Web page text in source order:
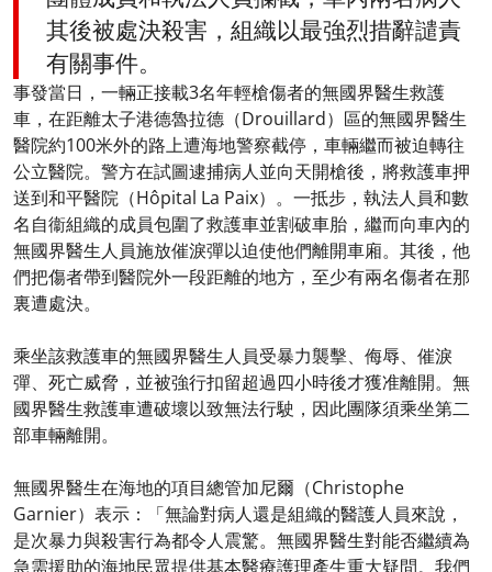
其後被處決殺害，組織以最強烈措辭譴責
有關事件。
事發當日，一輛正接載3名年輕槍傷者的無國界醫生救護
車，在距離太子港德魯拉德（Drouillard）區的無國界醫生
醫院約100米外的路上遭海地警察截停，車輛繼而被迫轉往
公立醫院。警方在試圖逮捕病人並向天開槍後，將救護車押
送到和平醫院（Hôpital La Paix）。一抵步，執法人員和數
名自衞組織的成員包圍了救護車並割破車胎，繼而向車內的
無國界醫生人員施放催淚彈以迫使他們離開車廂。其後，他
們把傷者帶到醫院外一段距離的地方，至少有兩名傷者在那
裏遭處決。
乘坐該救護車的無國界醫生人員受暴力襲擊、侮辱、催淚
彈、死亡威脅，並被強行扣留超過四小時後才獲准離開。無
國界醫生救護車遭破壞以致無法行駛，因此團隊須乘坐第二
部車輛離開。
無國界醫生在海地的項目總管加尼爾（Christophe
Garnier）表示：「無論對病人還是組織的醫護人員來說，
是次暴力與殺害行為都令人震驚。無國界醫生對能否繼續為
急需援助的海地民眾提供基本醫療護理產生重大疑問。我們